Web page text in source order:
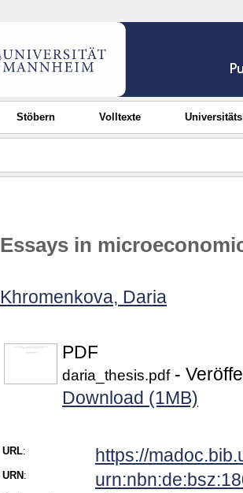
Stöbern Volltexte
Essays in
Khromenkova, Daria
PDF
daria_thesis.pdf-
Download (1MB)
URL: https://
URN :